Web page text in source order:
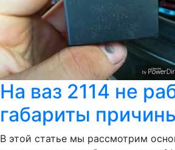
На ваз 2114 не
габариты
В этой статье мы рассмотрим